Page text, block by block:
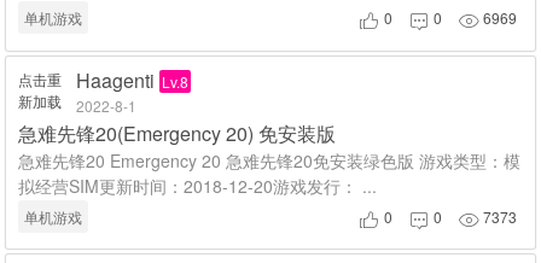
单机游戏  0  0 6969
点击重
新加载
Haagenti Lv.8
2022-8-1
急难先锋20(Emergency 20) 免安装版
急难先锋20 Emergency 20 急难先锋20免安装绿色版 游戏类型：模
拟经营SIM更新时间：2018-12-20游戏发行： ...
单机游戏  0  0 7373